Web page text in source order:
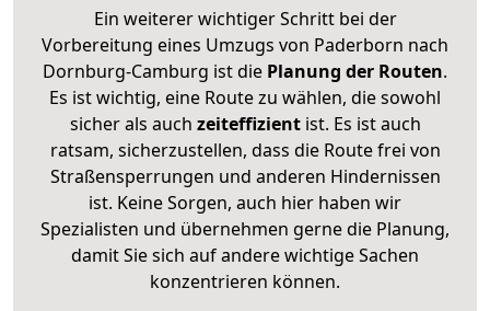
Ein weiterer wichtiger Schritt bei der
Vorbereitung eines Umzugs von Paderborn nach
Dornburg-Camburg ist die Planung der Routen.
Es ist wichtig, eine Route zu wählen, die sowohl
sicher als auch zeiteffizientist. Es ist auch
ratsam, sicherzustellen, dass die Route frei von
Straßensperrungen und anderen Hindernissen
ist. Keine Sorgen, auch hier haben wir
Spezialisten und übernehmen gerne die Planung,
damit Sie sich auf andere wichtige Sachen
konzentrieren können.